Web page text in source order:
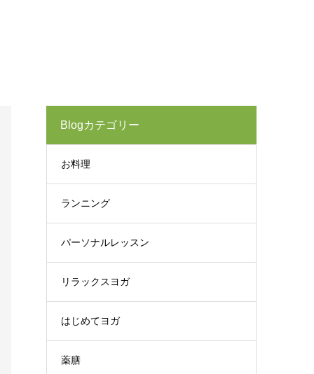
Blogカテゴリー
お料理
ランニング
パーソナルレッスン
リラックスヨガ
はじめてヨガ
薬膳